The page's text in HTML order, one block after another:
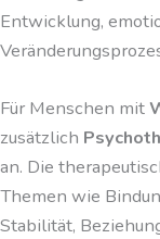
Entwicklung,
Für Menschen mit
zusätzlich
an. Die
Themen wie
Stabilität,